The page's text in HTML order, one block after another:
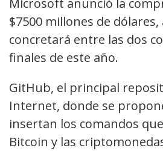
Microsoft anunció la
$7500 millones de
concretará entre las dos
finales de este año.
GitHub, el principal
Internet, donde se
insertan los comandos
Bitcoin y las